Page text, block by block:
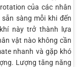
của các nhân
sàng mỗi khi đến
này trở thành lựa
vật nào không cần
nhanh và gặp khó
Lượng tăng năng